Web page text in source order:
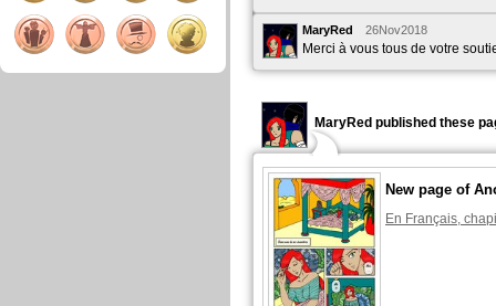
MaryRed 26Nov2018
Merci à vous tous de votre
MaryRed published these
New page of
En Français,